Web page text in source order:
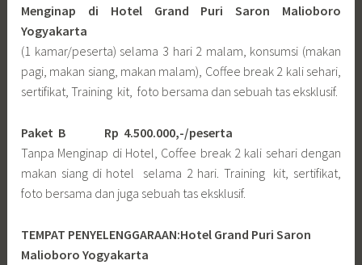
Menginap di Hotel Grand Puri Saron Malioboro
Yogyakarta
(1 kamar/peserta) selama 3 hari 2 malam, konsumsi (makan
pagi, makan siang, makan malam), Coffee break 2 kali sehari,
sertifikat, Training kit, foto bersama dan sebuah tas eksklusif.
Paket B
Rp 4.500.000,-/peserta
Tanpa Menginap di Hotel, Coffee break 2 kali sehari dengan
makan siang di hotel selama 2 hari. Training kit, sertifikat,
foto bersama dan juga sebuah tas eksklusif.
TEMPAT PENYELENGGARAAN:Hotel Grand Puri Saron
Malioboro Yogyakarta